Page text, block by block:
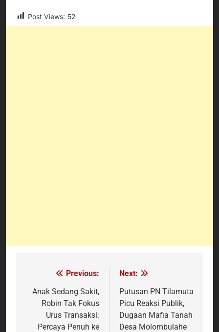
Post Views: 52
Navigasi
pos
Previous:
Anak Sedang Sakit,
Robin Tak Fokus
Urus Transaksi:
Percaya Penuh ke
Next:
Putusan PN Tilamuta
Picu Reaksi Publik,
Dugaan Mafia Tanah
Desa Molombulahe